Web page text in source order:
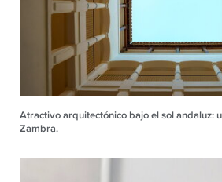
Atractivo arquitectónico bajo el sol andaluz:
Zambra.